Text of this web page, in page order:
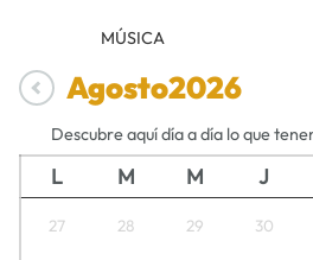
MÚSICA
Agosto2026
Descubre aquí día a día lo que
L M M J
27 28 29 30